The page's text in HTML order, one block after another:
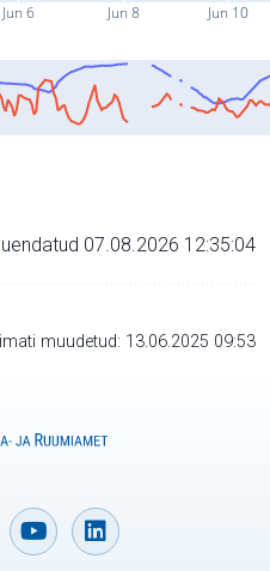
Jun 6 Jun 8 Jun 10
07.08.2026 12:35:04
muudetud: 13.06.2025 09:53